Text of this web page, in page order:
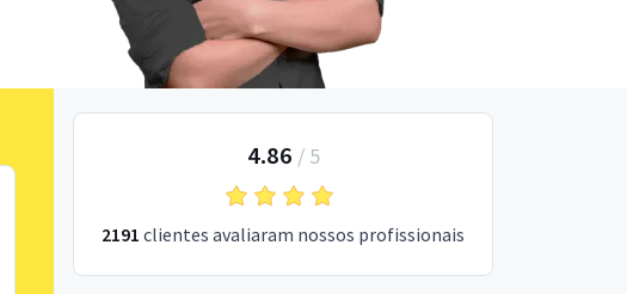
4.86 / 5
2191 clientes avaliaram nossos profissionais